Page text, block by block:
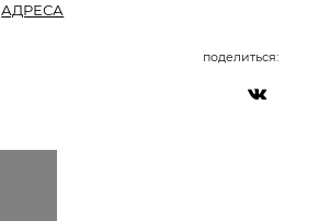
АДРЕСА
поделиться: